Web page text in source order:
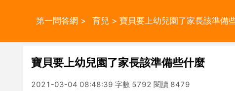
第一問答網 > 育兒 > 寶貝要上幼兒園了家長該準備
寶貝要上幼兒園了家長該準備些什麼
2021-03-04 08:48:39 字數 5792 閱讀 8479